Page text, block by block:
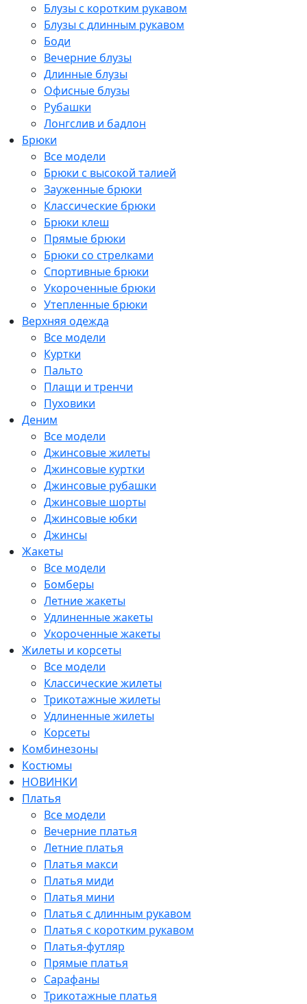
Блузы с коротким рукавом
Блузы с длинным рукавом
Боди
Вечерние блузы
Длинные блузы
Офисные блузы
Рубашки
Лонгслив и бадлон
Брюки
Все модели
Брюки с высокой талией
Зауженные брюки
Классические брюки
Брюки клеш
Прямые брюки
Брюки со стрелками
Спортивные брюки
Укороченные брюки
Утепленные брюки
Верхняя одежда
Все модели
Куртки
Пальто
Плащи и тренчи
Пуховики
Деним
Все модели
Джинсовые жилеты
Джинсовые куртки
Джинсовые рубашки
Джинсовые шорты
Джинсовые юбки
Джинсы
Жакеты
Все модели
Бомберы
Летние жакеты
Удлиненные жакеты
Укороченные жакеты
Жилеты и корсеты
Все модели
Классические жилеты
Трикотажные жилеты
Удлиненные жилеты
Корсеты
Комбинезоны
Костюмы
НОВИНКИ
Платья
Все модели
Вечерние платья
Летние платья
Платья макси
Платья миди
Платья мини
Платья с длинным рукавом
Платья с коротким рукавом
Платья-футляр
Прямые платья
Сарафаны
Трикотажные платья